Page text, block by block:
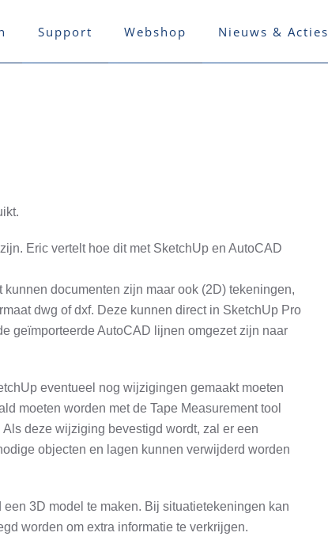
Support Webshop Nieuws & Acties
Eric vertelt hoe dit met SketchUp en AutoCAD
documenten zijn maar ook (2D) tekeningen,
dwg of dxf. Deze kunnen direct in SketchUp Pro
geïmporteerde AutoCAD lijnen omgezet zijn naar
eventueel nog wijzigingen gemaakt moeten
moeten worden met de Tape Measurement tool
deze wijziging bevestigd wordt, zal er een
objecten en lagen kunnen verwijderd worden
3D model te maken. Bij situatietekeningen kan
worden om extra informatie te verkrijgen.